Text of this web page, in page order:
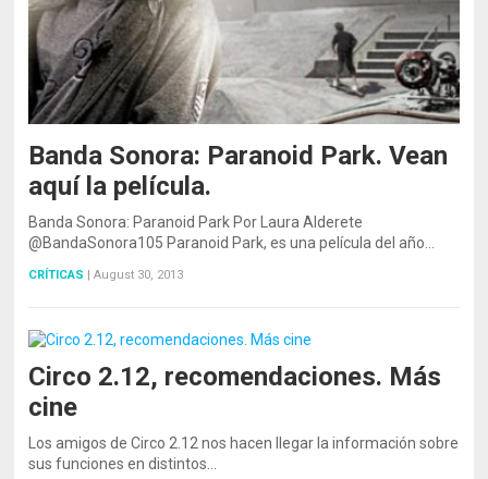
Banda Sonora: Paranoid Park. Vean
aquí la película.
Banda Sonora: Paranoid Park Por Laura Alderete
@BandaSonora105 Paranoid Park, es una película del año…
CRÍTICAS | August 30, 2013
Circo 2.12, recomendaciones. Más
cine
Los amigos de Circo 2.12 nos hacen llegar la información sobre
sus funciones en distintos…